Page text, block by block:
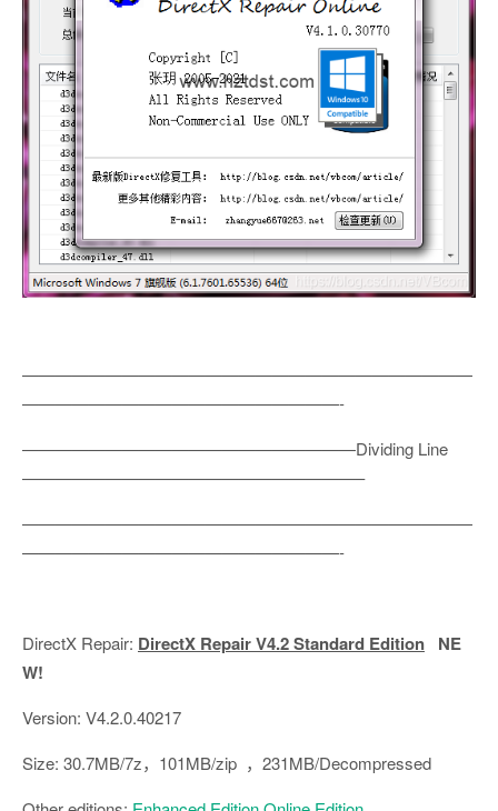
———————————————————————————
———————————————————-
————————————————————Dividing Line
————————————————————–
———————————————————————————
———————————————————-
DirectX Repair: DirectX Repair V4.2 Standard Edition NE
W!
Version: V4.2.0.40217
Size: 30.7MB/7z，101MB/zip ，231MB/Decompressed